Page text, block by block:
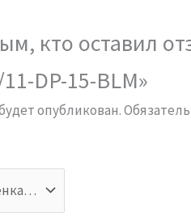
кто оставил
DP-15-BLM»
опубликован.